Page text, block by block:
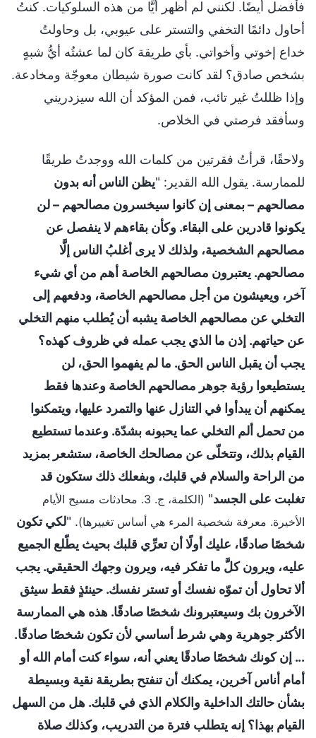
فأفضل أيضًا. لكنني لم أُظهر أيًّا من هذه السلوكيات. كنتُ
أحاول دائمًا التخفي والتستر على عيوبي، بل وحاولتُ
خداع إخوتي وأخواتي. بأي طريقة كان لما عشتُه أيُّ شبهٍ
بشخص صادق؟ لقد كانت صورة شيطان معوجّة ومخادعة.
وإذا ظللتُ غير تائب، فمن المؤكد أن الله سيزدريني
وسأفقد فرصتي في الخلاص.
ولاحقًا، قرأتُ فقرتين من كلمات الله ووجدتُ طريقًا
للممارسة. يقول الله القدير: "يظن الناس أنه بدون
مصالحهم – بمعنى إن كانوا سيخسرون مصالحهم – لن
يكونوا قادرين على البقاء. وكأن بقاءهم لا ينفصل عن
مصالحهم الشخصية، ولذلك لا يرى أغلبُ الناس إلَّا
مصالحهم. يعتبرون مصالحهم الخاصة أهم من أي شيء
آخر، ويعيشون من أجل مصالحهم الخاصة، ودفعهم إلى
التخلي عن مصالحهم الخاصة يشبه أن يُطلب منهم التخلي
عن حياتهم. إذن ما الذي يجب عمله في ظروف كهذه؟
يجب أن يقبل الناس الحق. ما لم يفهموا الحق، لن
يستطيعوا رؤية جوهر مصالحهم الخاصة وعندها فقط
يمكنهم أن يبدأوا في التنازل عنها والتمرد عليها، ويتمكنوا
من تحمل ألم التخلي عما يحبونه بشدّة. وعندما تستطيع
القيام بذلك، وتتخلّى عن مصالحك الخاصة، ستشعر بمزيد
من الراحة والسلام في قلبك، وبفعلك ذلك ستكون قد
تغلبت على الجسد"
(الكلمة، ج. 3. محادثات مسيح الأيام
الأخيرة. معرفة شخصية المرء هي أساس تغييرها). "لكي تكون
شخصًا صادقًا، عليك أولًا أن تعرِّي قلبك بحيث يطّلع الجميع
عليه، ويرون كلَّ ما تفكر فيه، ويرون وجهك الحقيقي. يجب
ألا تحاول أن تموّه نفسك أو تستر نفسك. حينئذٍ فقط سيثق
الآخرون بك وسيعتبرونك شخصًا صادقًا. هذه هي الممارسة
الأكثر جوهرية وهي شرط أساسي لأن تكون شخصًا صادقًا.
... إن كونك شخصًا صادقًا يعني أنه، سواء كنت أمام الله أو
أمام أناس آخرين، يمكنك أن تنفتح بطريقة نقية وبسيطة
بشأن حالتك الداخلية والكلام الذي في قلبك. هل من السهل
القيام بهذا؟ إنه يتطلب فترة من التدريب، وكذلك صلاة